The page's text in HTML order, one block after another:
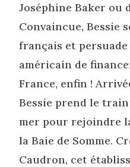
Joséphine Baker ou
Convaincue, Bessie
français et
américain de
France, enfin !
Bessie prend le
mer pour rejoindre
la Baie de Somme.
Caudron, cet